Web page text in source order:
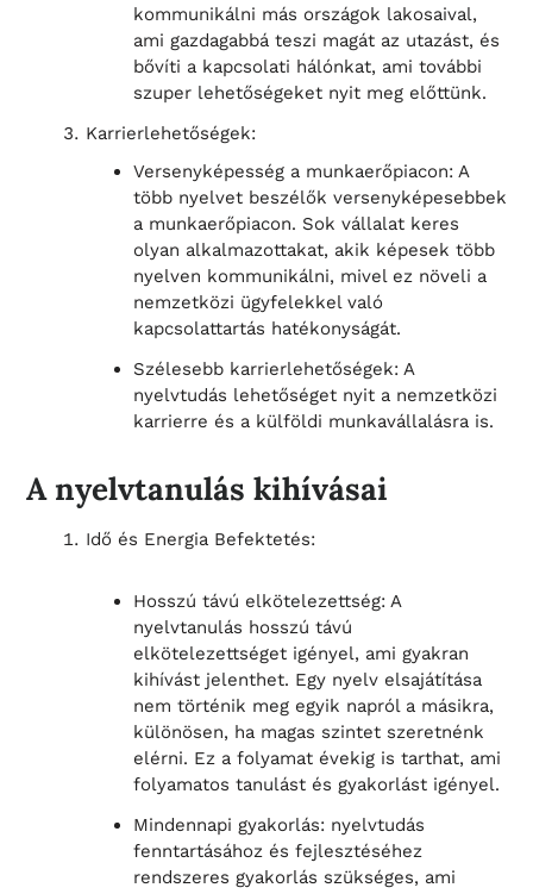
kommunikálni más országok lakosaival,
ami gazdagabbá teszi magát az utazást, és
bővíti a kapcsolati hálónkat, ami további
szuper lehetőségeket nyit meg előttünk.
Karrierlehetőségek:
Versenyképesség a munkaerőpiacon: A
több nyelvet beszélők versenyképesebbek
a munkaerőpiacon. Sok vállalat keres
olyan alkalmazottakat, akik képesek több
nyelven kommunikálni, mivel ez növeli a
nemzetközi ügyfelekkel való
kapcsolattartás hatékonyságát.
Szélesebb karrierlehetőségek: A
nyelvtudás lehetőséget nyit a nemzetközi
karrierre és a külföldi munkavállalásra is.
A nyelvtanulás kihívásai
Idő és Energia Befektetés:
Hosszú távú elkötelezettség: A
nyelvtanulás hosszú távú
elkötelezettséget igényel, ami gyakran
kihívást jelenthet. Egy nyelv elsajátítása
nem történik meg egyik napról a másikra,
különösen, ha magas szintet szeretnénk
elérni. Ez a folyamat évekig is tarthat, ami
folyamatos tanulást és gyakorlást igényel.
Mindennapi gyakorlás: nyelvtudás
fenntartásához és fejlesztéséhez
rendszeres gyakorlás szükséges, ami